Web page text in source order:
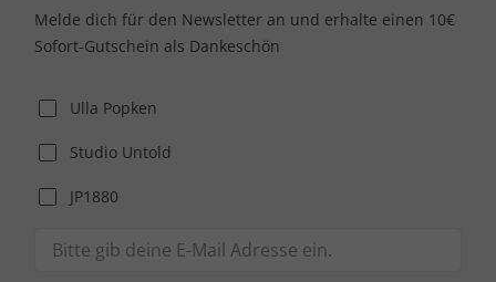
Melde dich für den Newsletter an und erhalte einen 10€
Sofort-Gutschein als Dankeschön
Ulla Popken
Studio Untold
JP1880